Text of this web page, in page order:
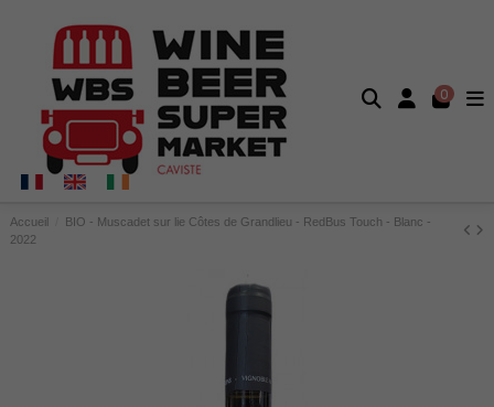
0
Accueil
BIO - Muscadet sur lie Côtes de Grandlieu - RedBus Touch - Blanc -
2022